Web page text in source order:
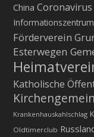
China Coronavirus
Informationszentrum
Förderverein
Esterwegen
Katholische
Krankenhauskahlschlag
Oldtimerclub